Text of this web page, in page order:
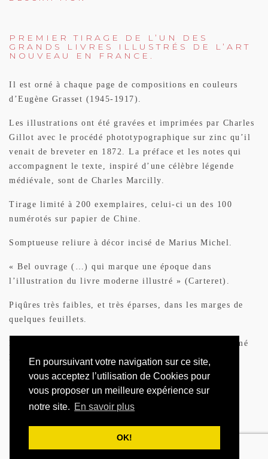
En poursuivant votre navigation sur ce site,
vous acceptez l’utilisation de Cookies pour
vous proposer un meilleure expérience sur
notre site. En savoir plus
OK!
PREMIER TIRAGE DE L’UN DES
GRANDS LIVRES ILLUSTRÉS DE L’ART
NOUVEAU EN FRANCE.
Il est orné à chaque page de compositions en couleurs
d’Eugène Grasset (1945-1917).
Les illustrations ont été gravées et imprimées par Charles
Gillot avec le procédé phototypographique sur zinc qu’il
venait de breveter en 1872. La préface et les notes qui
accompagnent le texte, inspiré d’une célèbre légende
médiévale, sont de Charles Marcilly.
Tirage limité à 200 exemplaires, celui-ci un des 100
numérotés sur papier de Chine.
Somptueuse reliure à décor incisé de Marius Michel.
« Bel ouvrage (…) qui marque une époque dans
l’illustration du livre moderne illustré » (Carteret).
Piqûres très faibles, et très éparses, dans les marges de
quelques feuillets.
Provenance : Laurent Meeûs, avec son ex-libris (« Aimé
Laurent »).
RESERVER